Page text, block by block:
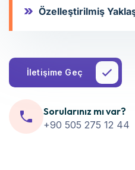
Özelleştirilmiş
İletişime Geç
Sorularınız mı var?
+90 505 275 12 44